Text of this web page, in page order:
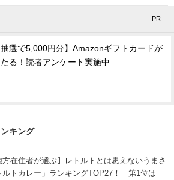
- PR -
抽選で5,000円分】Amazonギフトカードが
る！読者アンケート実施中
キング
方在住者が選ぶ】レトルトとは思えないうまさ
ルトカレー」ランキングTOP27！ 第1位は